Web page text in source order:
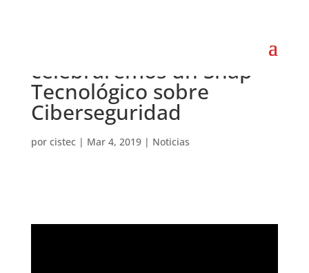
celebraremos un Snap
Tecnológico sobre
Ciberseguridad
por cistec| Mar 4, 2019| Noticias